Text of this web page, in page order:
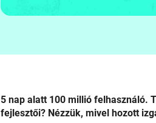
5 nap alatt 100 millió felhasználó.
fejlesztői? Nézzük, mivel hozott